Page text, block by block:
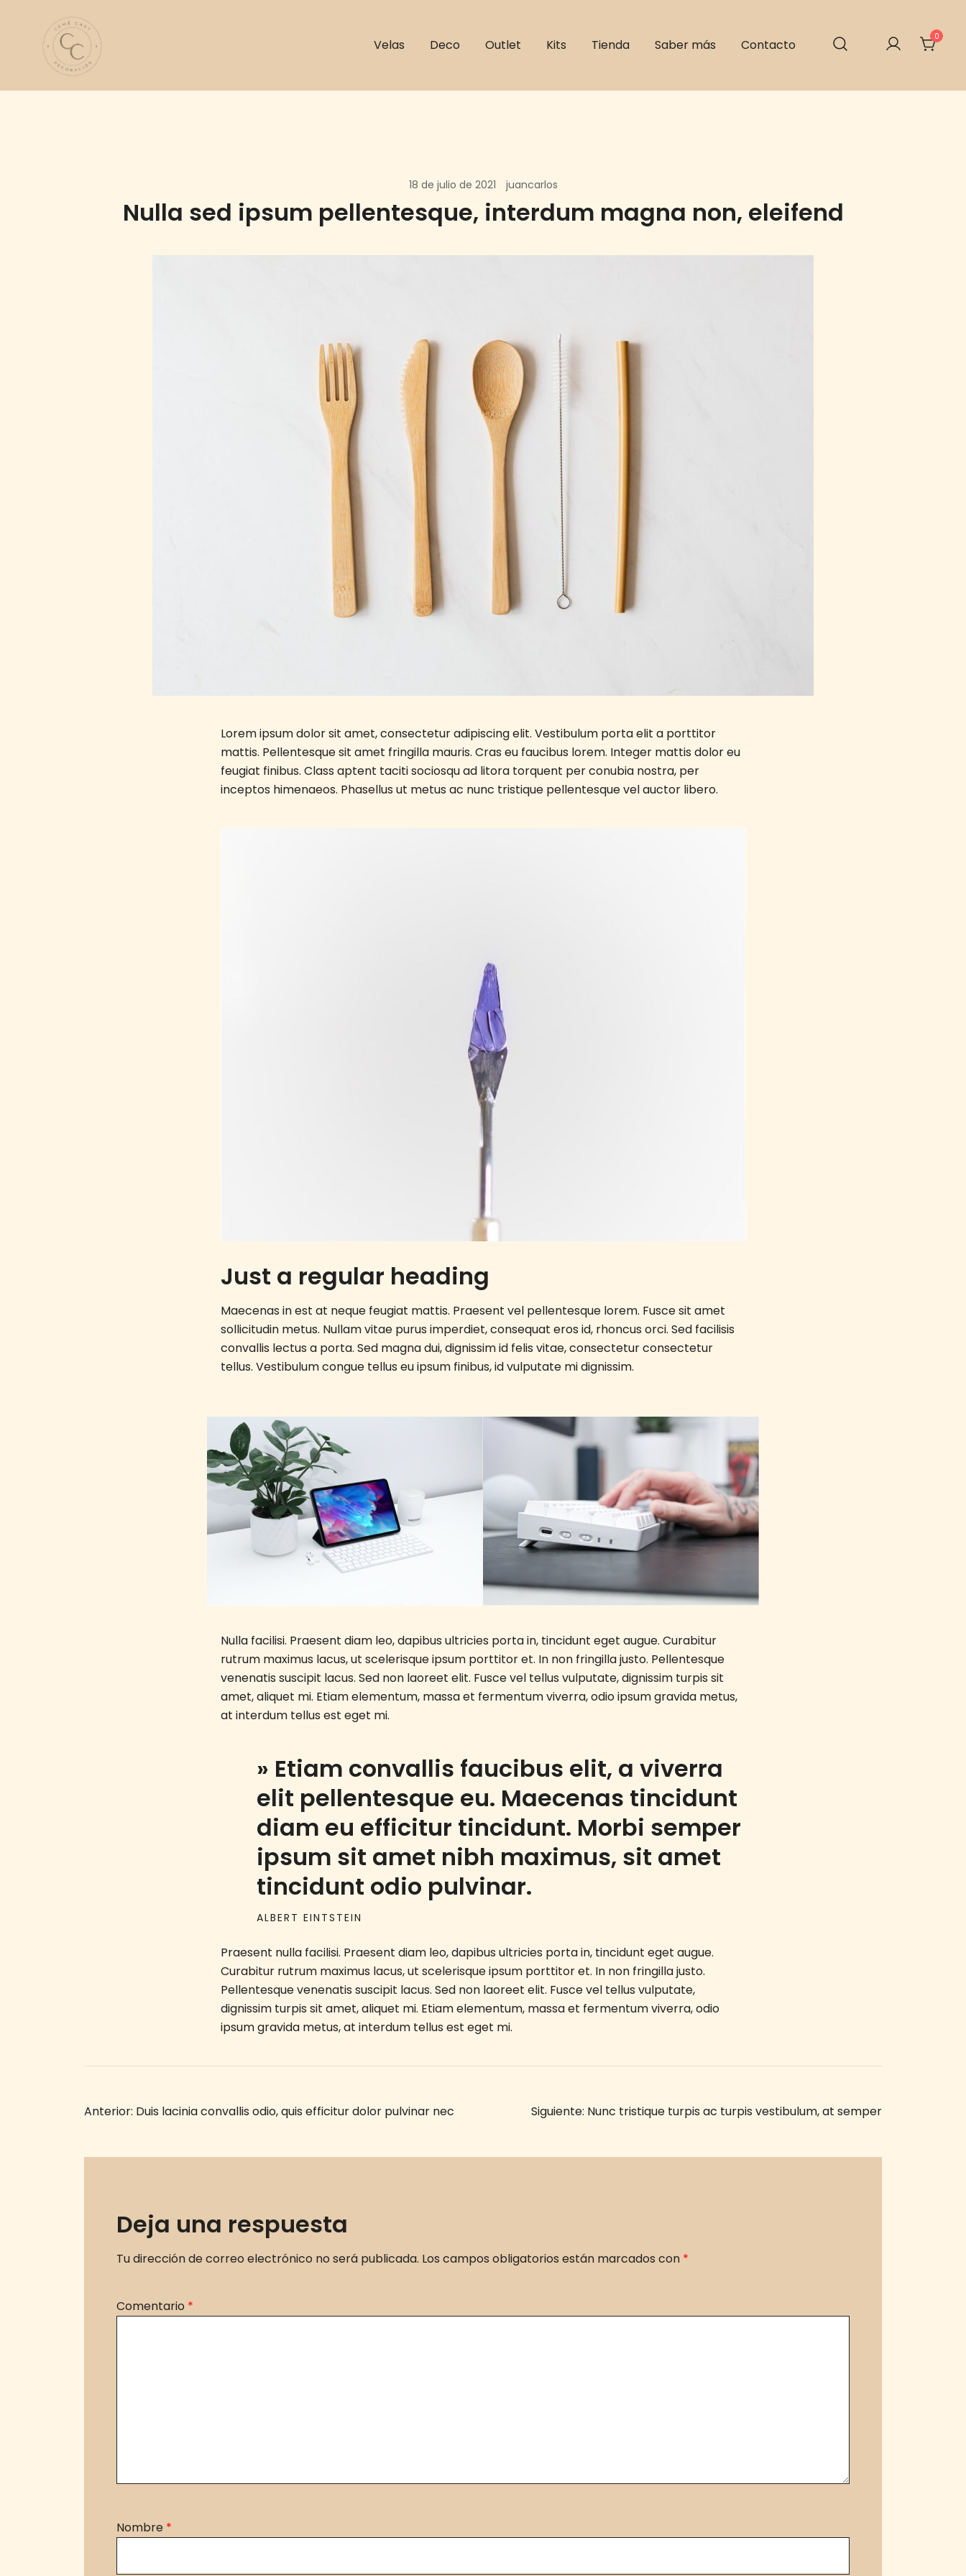
contenido
Velas Deco Outlet Kits Tienda Saber más Contacto 0
18 de julio de 2021 juancarlos
Nulla sed ipsum pellentesque, interdum magna non, eleifend
Lorem ipsum dolor sit amet, consectetur adipiscing elit. Vestibulum porta elit a porttitor
mattis. Pellentesque sit amet fringilla mauris. Cras eu faucibus lorem. Integer mattis dolor eu
feugiat finibus. Class aptent taciti sociosqu ad litora torquent per conubia nostra, per
inceptos himenaeos. Phasellus ut metus ac nunc tristique pellentesque vel auctor libero.
Just a regular heading
Maecenas in est at neque feugiat mattis. Praesent vel pellentesque lorem. Fusce sit amet
sollicitudin metus. Nullam vitae purus imperdiet, consequat eros id, rhoncus orci. Sed facilisis
convallis lectus a porta. Sed magna dui, dignissim id felis vitae, consectetur consectetur
tellus. Vestibulum congue tellus eu ipsum finibus, id vulputate mi dignissim.
Nulla facilisi. Praesent diam leo, dapibus ultricies porta in, tincidunt eget augue. Curabitur
rutrum maximus lacus, ut scelerisque ipsum porttitor et. In non fringilla justo. Pellentesque
venenatis suscipit lacus. Sed non laoreet elit. Fusce vel tellus vulputate, dignissim turpis sit
amet, aliquet mi. Etiam elementum, massa et fermentum viverra, odio ipsum gravida metus,
at interdum tellus est eget mi.
» Etiam convallis faucibus elit, a viverra
elit pellentesque eu. Maecenas tincidunt
diam eu efficitur tincidunt. Morbi semper
ipsum sit amet nibh maximus, sit amet
tincidunt odio pulvinar.
ALBERT EINTSTEIN
Praesent nulla facilisi. Praesent diam leo, dapibus ultricies porta in, tincidunt eget augue.
Curabitur rutrum maximus lacus, ut scelerisque ipsum porttitor et. In non fringilla justo.
Pellentesque venenatis suscipit lacus. Sed non laoreet elit. Fusce vel tellus vulputate,
dignissim turpis sit amet, aliquet mi. Etiam elementum, massa et fermentum viverra, odio
ipsum gravida metus, at interdum tellus est eget mi.
Navegación
de
entradas
Anterior: Duis lacinia convallis odio, quis efficitur dolor pulvinar nec Siguiente: Nunc tristique turpis ac turpis vestibulum, at semper
Deja una respuesta
Tu dirección de correo electrónico no será publicada. Los campos obligatorios están marcados con *
Comentario *
Nombre *